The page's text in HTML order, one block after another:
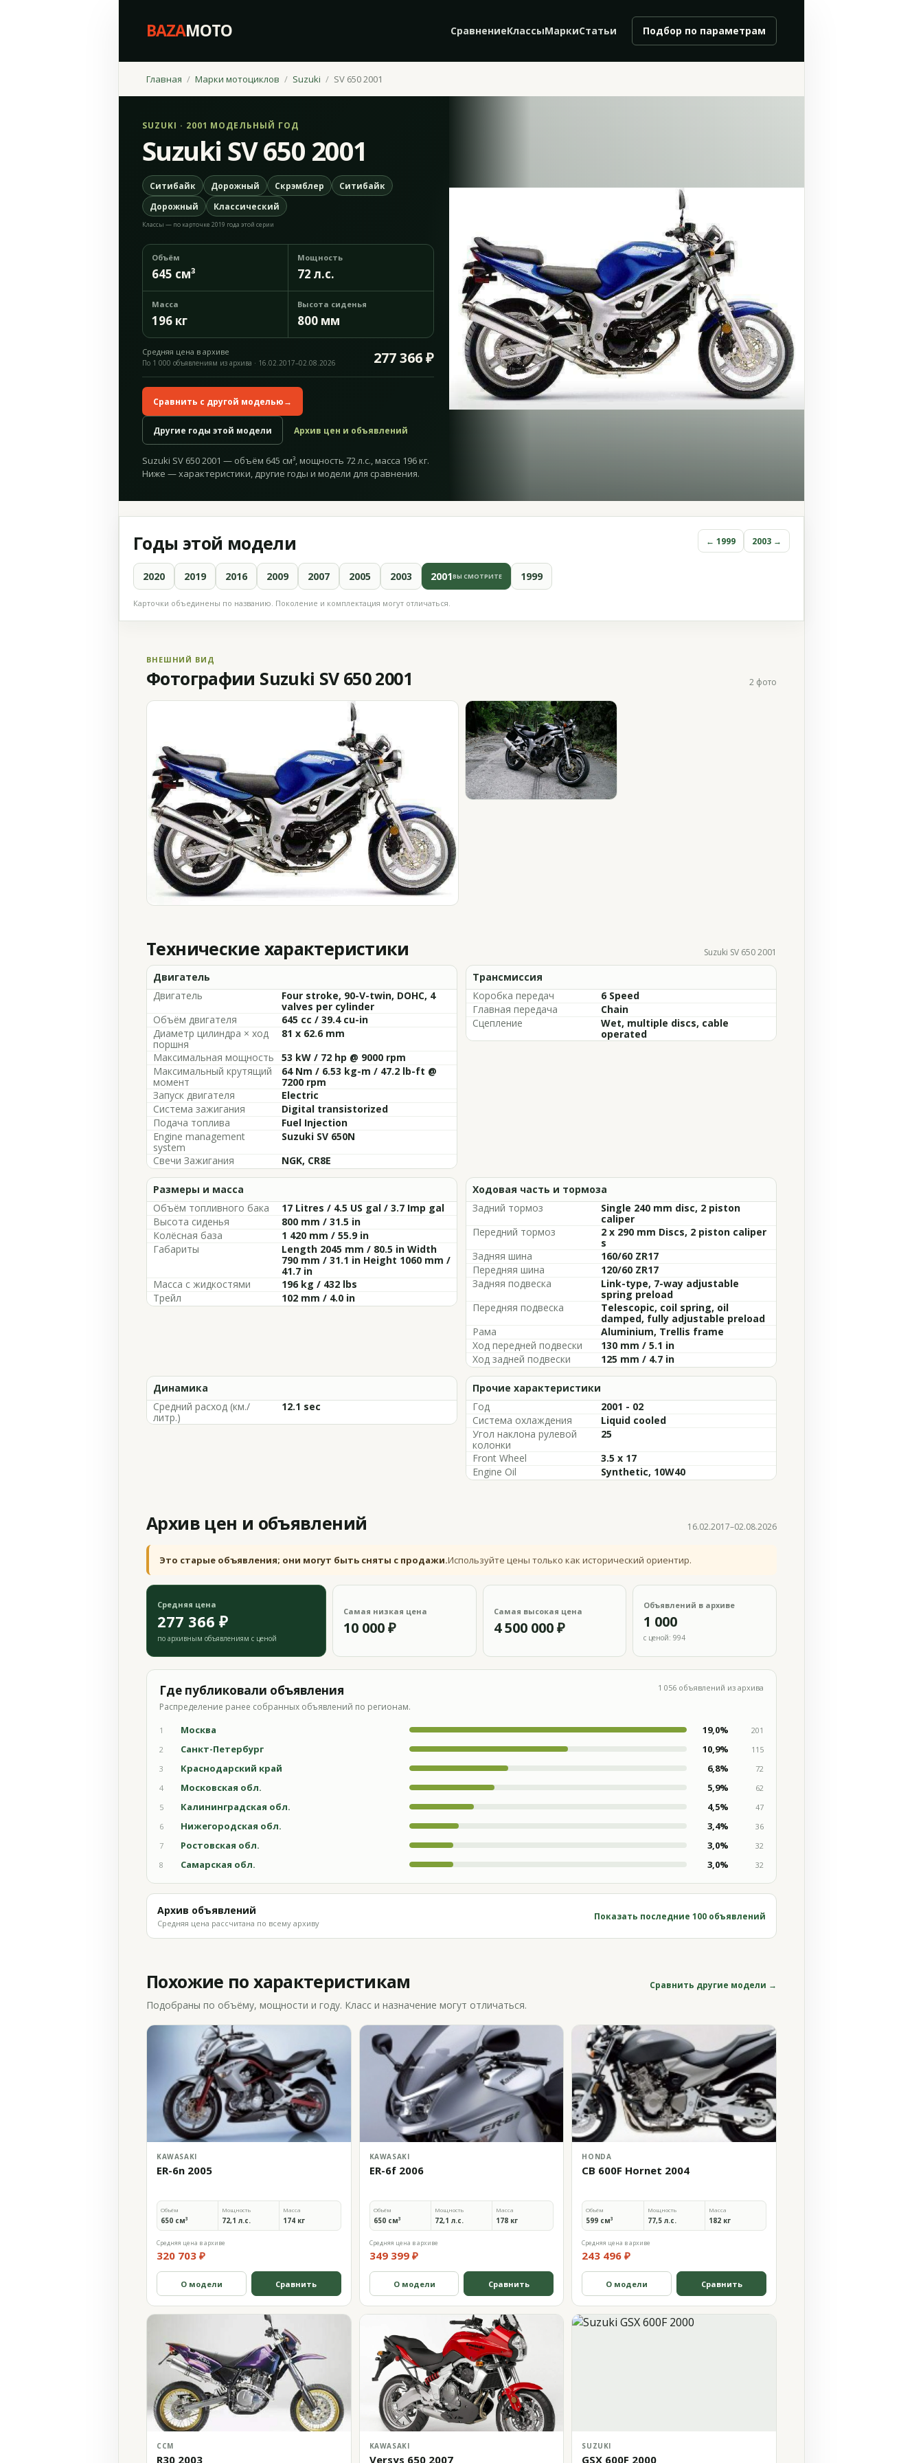
BAZAMOTO СравнениеКлассыМаркиСтатьи Подбор по параметрам
Главная Марки мотоциклов Suzuki SV 650 2001
SUZUKI · 2001 МОДЕЛЬНЫЙ ГОД
Suzuki SV 650 2001
Ситибайк Дорожный Скрэмблер
Ситибайк
Дорожный
Классический
Классы — по карточке 2019 года этой серии
Объём
645 см³
Мощность
72 л.с.
Масса
196 кг
Высота сиденья
800 мм
Средняя цена в архиве 277 366 ₽
По 1 000 объявлениям из архива · 16.02.2017–02.08.2026
Сравнить с другой моделью→
Другие годы этой модели Архив цен и объявлений
Suzuki SV 650 2001 — объём 645 см³, мощность 72 л.с., масса 196 кг.
Ниже — характеристики, другие годы и модели для сравнения.
Годы этой модели ← 1999 2003 →
2020 2019 2016 2009 2007 2005 2003 2001ВЫ СМОТРИТЕ 1999
Карточки объединены по названию. Поколение и комплектация могут отличаться.
ВНЕШНИЙ ВИД
Фотографии Suzuki SV 650 2001 2 фото
Технические характеристики Suzuki SV 650 2001
Двигатель
Двигатель
Four stroke, 90-V-twin, DOHC, 4
valves per cylinder
Объём двигателя
645 cc / 39.4 cu-in
Диаметр цилиндра × ход
поршня
81 x 62.6 mm
Максимальная мощность
53 kW / 72 hp @ 9000 rpm
Максимальный крутящий
момент
64 Nm / 6.53 kg-m / 47.2 lb-ft @
7200 rpm
Запуск двигателя
Electric
Система зажигания
Digital transistorized
Подача топлива
Fuel Injection
Engine management
system
Suzuki SV 650N
Свечи Зажигания
NGK, CR8E
Трансмиссия
Коробка передач
6 Speed
Главная передача
Chain
Сцепление
Wet, multiple discs, cable
operated
Размеры и масса
Объём топливного бака
17 Litres / 4.5 US gal / 3.7 Imp gal
Высота сиденья
800 mm / 31.5 in
Колёсная база
1 420 mm / 55.9 in
Габариты
Length 2045 mm / 80.5 in Width
790 mm / 31.1 in Height 1060 mm /
41.7 in
Масса с жидкостями
196 kg / 432 lbs
Трейл
102 mm / 4.0 in
Ходовая часть и тормоза
Задний тормоз
Single 240 mm disc, 2 piston
caliper
Передний тормоз
2 x 290 mm Discs, 2 piston caliper
s
Задняя шина
160/60 ZR17
Передняя шина
120/60 ZR17
Задняя подвеска
Link-type, 7-way adjustable
spring preload
Передняя подвеска
Telescopic, coil spring, oil
damped, fully adjustable preload
Рама
Aluminium, Trellis frame
Ход передней подвески
130 mm / 5.1 in
Ход задней подвески
125 mm / 4.7 in
Динамика
Средний расход (км./
литр.)
12.1 sec
Прочие характеристики
Год
2001 - 02
Система охлаждения
Liquid cooled
Угол наклона рулевой
колонки
25
Front Wheel
3.5 x 17
Engine Oil
Synthetic, 10W40
Архив цен и объявлений 16.02.2017–02.08.2026
Это старые объявления; они могут быть сняты с продажи.Используйте цены только как исторический ориентир.
Средняя цена
277 366 ₽
по архивным объявлениям с ценой
Самая низкая цена
10 000 ₽
Самая высокая цена
4 500 000 ₽
Объявлений в архиве
1 000
с ценой: 994
Где публиковали объявления
Распределение ранее собранных объявлений по регионам.
1 056 объявлений из архива
1 Москва 19,0%
201
2
Санкт-Петербург 10,9%
115
3
Краснодарский край 6,8%
72
4
Московская обл. 5,9%
62
5
Калининградская обл. 4,5%
47
6
Нижегородская обл. 3,4%
36
7
Ростовская обл. 3,0%
32
8
Самарская обл. 3,0% 32
Архив объявлений
Средняя цена рассчитана по всему архиву
Показать последние 100 объявлений
Похожие по характеристикам Сравнить другие модели →
Подобраны по объёму, мощности и году. Класс и назначение могут отличаться.
KAWASAKI
ER-6n 2005
Объём
650 см³
Мощность
72,1 л.с.
Масса
174 кг
Средняя цена в архиве
320 703 ₽
О модели Сравнить
KAWASAKI
ER-6f 2006
Объём
650 см³
Мощность
72,1 л.с.
Масса
178 кг
Средняя цена в архиве
349 399 ₽
О модели Сравнить
HONDA
CB 600F Hornet 2004
Объём
599 см³
Мощность
77,5 л.с.
Масса
182 кг
Средняя цена в архиве
243 496 ₽
О модели Сравнить
CCM
R30 2003
KAWASAKI
Versys 650 2007
SUZUKI
GSX 600F 2000